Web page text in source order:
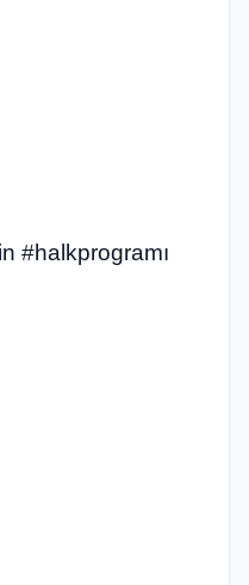
#halkprogramı